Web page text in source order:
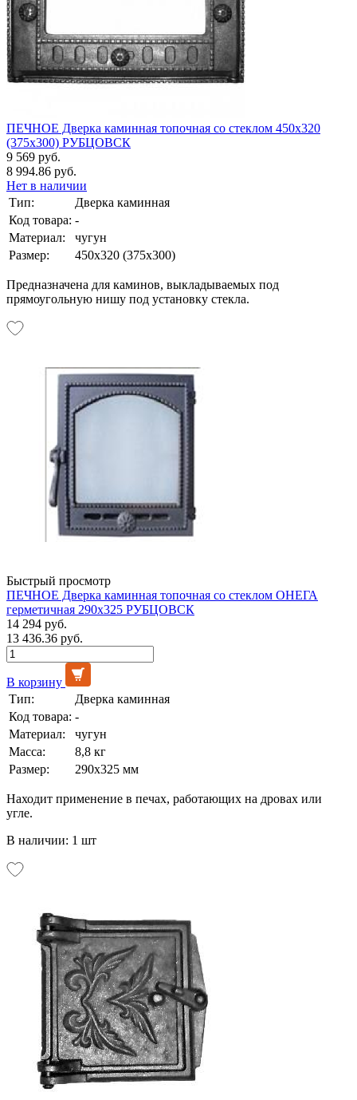
ПЕЧНОЕ Дверка каминная топочная со стеклом 450х320
(375х300) РУБЦОВСК
9 569 руб.
8 994.86 руб.
Нет в наличии
Тип:
Дверка каминная
Код товара: -
Материал:
чугун
Размер:
450х320 (375х300)
Предназначена для каминов, выкладываемых под
прямоугольную нишу под установку стекла.
Быстрый просмотр
ПЕЧНОЕ Дверка каминная топочная со стеклом ОНЕГА
герметичная 290х325 РУБЦОВСК
14 294 руб.
13 436.36 руб.
В корзину
Тип:
Дверка каминная
Код товара: -
Материал:
чугун
Масса:
8,8 кг
Размер:
290х325 мм
Находит применение в печах, работающих на дровах или
угле.
В наличии: 1 шт